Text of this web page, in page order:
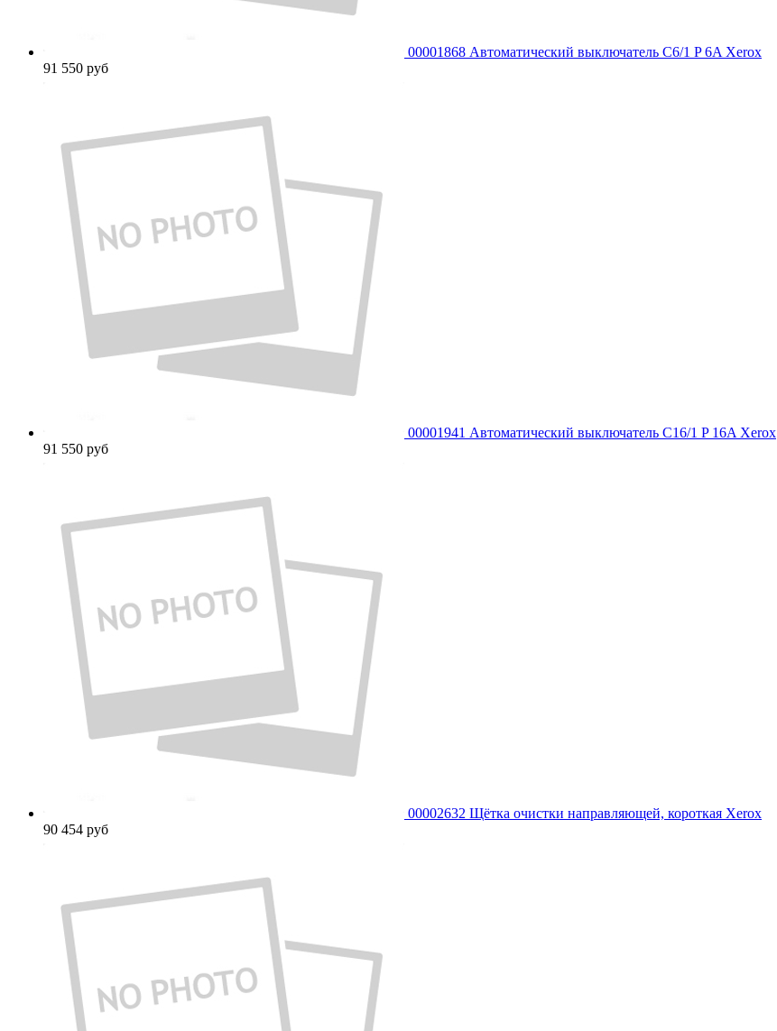
00001868 Автоматический выключатель C6/1 P 6A Xerox
91 550 руб
00001941 Автоматический выключатель C16/1 P 16A Xerox
91 550 руб
00002632 Щётка очистки направляющей, короткая Xerox
90 454 руб